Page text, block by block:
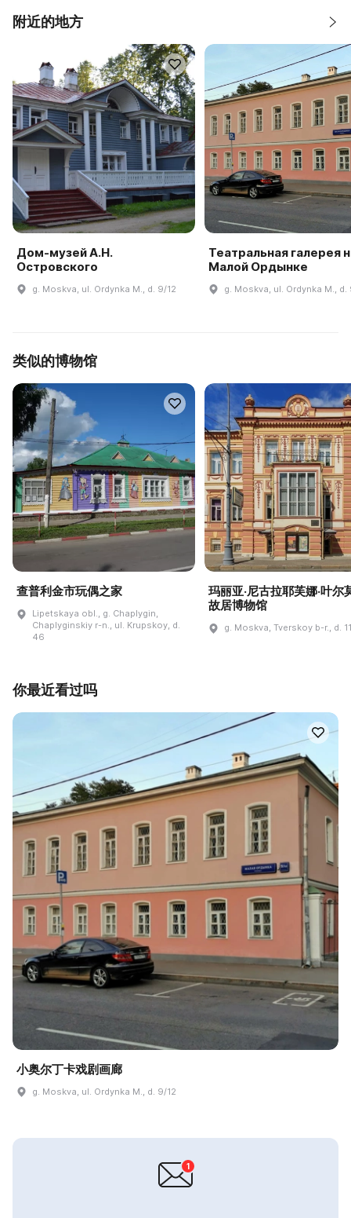
附近的地方
Дом-музей А.Н.
Островского
g. Moskva, ul. Ordynka M., d. 9/12
Театральная галерея
Малой Ордынке
g. Moskva, ul. Ordynka M., d.
类似的博物馆
查普利金市玩偶之家
Lipetskaya obl., g. Chaplygin,
Chaplyginskiy r-n., ul. Krupskoy, d.
46
玛丽亚·尼古拉耶芙娜·叶尔
故居博物馆
g. Moskva, Tverskoy b-r., d. 11
你最近看过吗
小奥尔丁卡戏剧画廊
g. Moskva, ul. Ordynka M., d. 9/12